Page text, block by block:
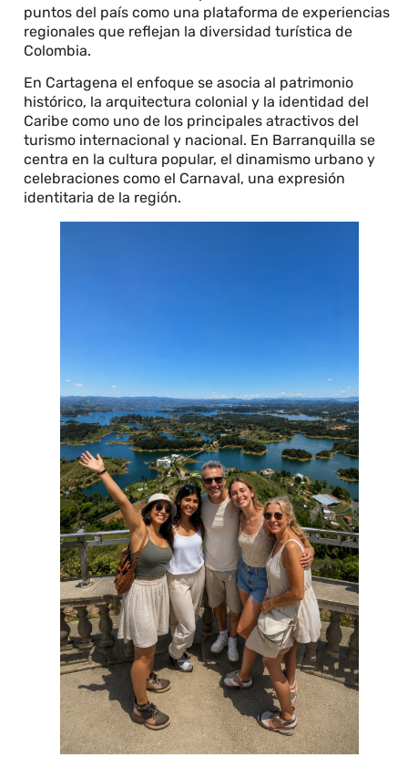
puntos del país como una plataforma de experiencias
regionales que reflejan la diversidad turística de
Colombia.
En Cartagena el enfoque se asocia al patrimonio
histórico, la arquitectura colonial y la identidad del
Caribe como uno de los principales atractivos del
turismo internacional y nacional. En Barranquilla se
centra en la cultura popular, el dinamismo urbano y
celebraciones como el Carnaval, una expresión
identitaria de la región.